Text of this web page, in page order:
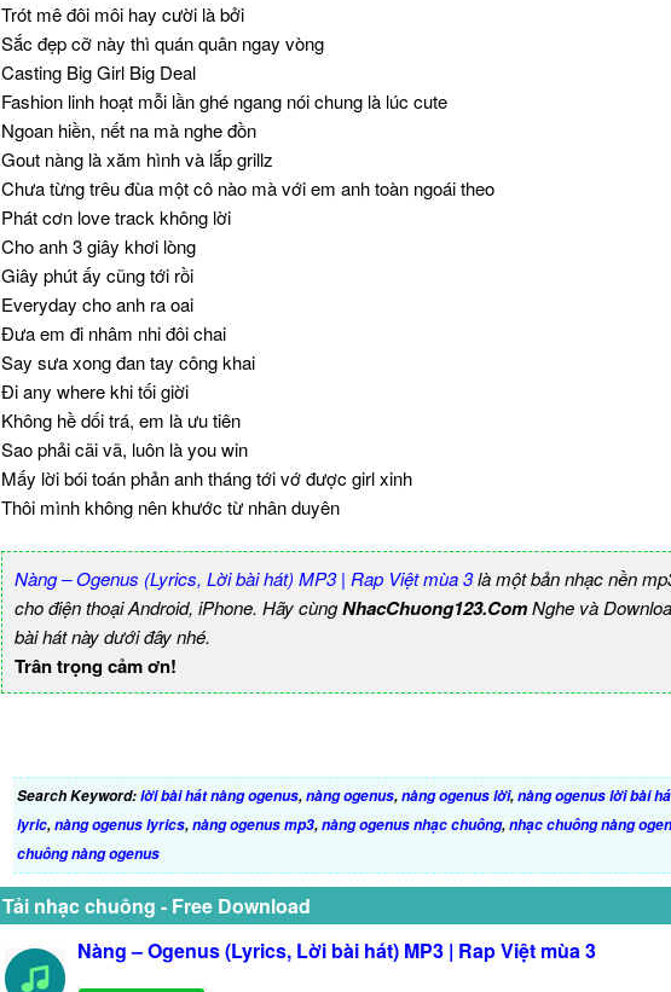
Trót mê đôi môi hay cười là bởi
Sắc đẹp cỡ này thì quán quân ngay vòng
Casting Big Girl Big Deal
Fashion linh hoạt mỗi lần ghé ngang nói chung là lúc cute
Ngoan hiền, nết na mà nghe đồn
Gout nàng là xăm hình và lắp grillz
Chưa từng trêu đùa một cô nào mà với em anh toàn ngoái theo
Phát cơn love track không lời
Cho anh 3 giây khơi lòng
Giây phút ấy cũng tới rồi
Everyday cho anh ra oai
Đưa em đi nhâm nhi đôi chai
Say sưa xong đan tay công khai
Đi any where khi tối giời
Không hề dối trá, em là ưu tiên
Sao phải cãi vã, luôn là you win
Mấy lời bói toán phản anh tháng tới vớ được girl xinh
Thôi mình không nên khước từ nhân duyên
Nàng – Ogenus (Lyrics, Lời bài hát) MP3 | Rap Việt mùa 3là một bản nhạc nền
cho điện thoại Android, iPhone. Hãy cùngNhacChuong123.ComNghe và
bài hát này dưới đây nhé.
Trân trọng cảm ơn!
Search Keyword:lời bài hát nàng ogenus,nàng ogenus,nàng ogenus lời,nàng ogenus lời bài
lyric,nàng ogenus lyrics,nàng ogenus mp3,nàng ogenus nhạc chuông,nhạc chuông nàng
chuông nàng ogenus
Tải nhạc chuông - Free Download
Nàng – Ogenus (Lyrics, Lời bài hát) MP3 | Rap Việt mùa 3